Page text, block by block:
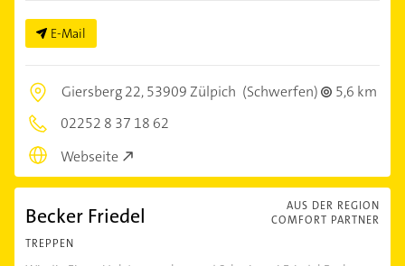
E-Mail
Giersberg 22,53909 Zülpich (Schwerfen)
5,6 km
02252 8 37 18 62
Webseite
AUS DER REGION
COMFORT PARTNER
Becker Friedel
TREPPEN